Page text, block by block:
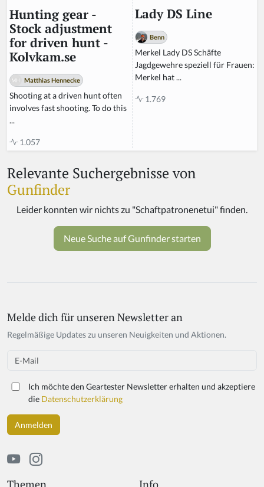
Hunting gear -
Stock adjustment
for driven hunt -
Kolvkam.se
Matthias Hennecke
Shooting at a driven hunt often
involves fast shooting. To do this
...
1.057
Lady DS Line
Benn
Merkel Lady DS Schäfte
Jagdgewehre speziell für Frauen:
Merkel hat ...
1.769
Relevante Suchergebnisse von
Gunfinder
Themen Info
If
y
h
a
n,
ig
Melde dich für unseren Newsletter an
Regelmäßige Updates zu unseren Neuigkeiten und Aktionen.
Email
Ich möchte den Geartester Newsletter erhalten und akzeptiere
die Datenschutzerklärung